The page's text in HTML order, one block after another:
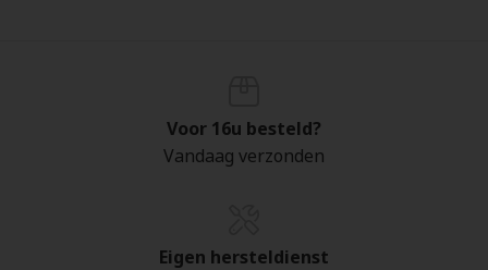
Voor 16u besteld?
Vandaag verzonden
Eigen hersteldienst